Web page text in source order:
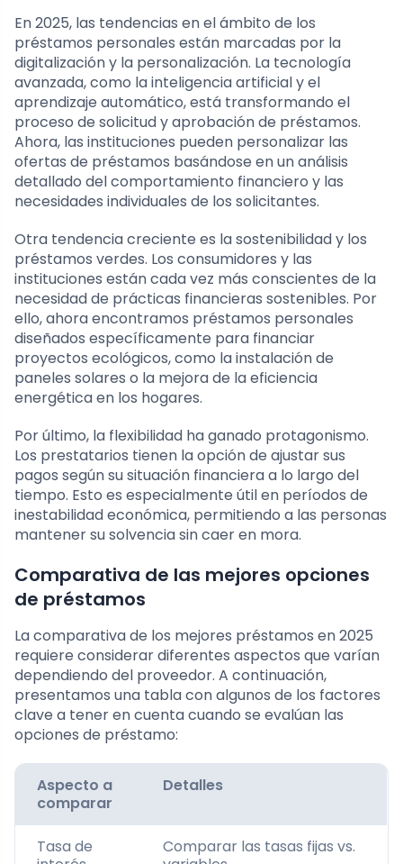
En 2025, las tendencias en el ámbito de los
préstamos personales están marcadas por la
digitalización y la personalización. La tecnología
avanzada, como la inteligencia artificial y el
aprendizaje automático, está transformando el
proceso de solicitud y aprobación de préstamos.
Ahora, las instituciones pueden personalizar las
ofertas de préstamos basándose en un análisis
detallado del comportamiento financiero y las
necesidades individuales de los solicitantes.
Otra tendencia creciente es la sostenibilidad y los
préstamos verdes. Los consumidores y las
instituciones están cada vez más conscientes de la
necesidad de prácticas financieras sostenibles. Por
ello, ahora encontramos préstamos personales
diseñados específicamente para financiar
proyectos ecológicos, como la instalación de
paneles solares o la mejora de la eficiencia
energética en los hogares.
Por último, la flexibilidad ha ganado protagonismo.
Los prestatarios tienen la opción de ajustar sus
pagos según su situación financiera a lo largo del
tiempo. Esto es especialmente útil en períodos de
inestabilidad económica, permitiendo a las personas
mantener su solvencia sin caer en mora.
Comparativa de las mejores opciones
de préstamos
La comparativa de los mejores préstamos en 2025
requiere considerar diferentes aspectos que varían
dependiendo del proveedor. A continuación,
presentamos una tabla con algunos de los factores
clave a tener en cuenta cuando se evalúan las
opciones de préstamo:
Aspecto a
comparar
Detalles
Tasa de
Comparar las tasas fijas vs.